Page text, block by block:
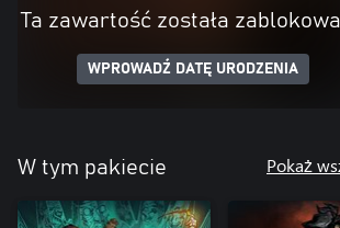
Ta zawartość została
WPROWADŹ DATĘ URODZENIA
W tym pakiecie Pokaż